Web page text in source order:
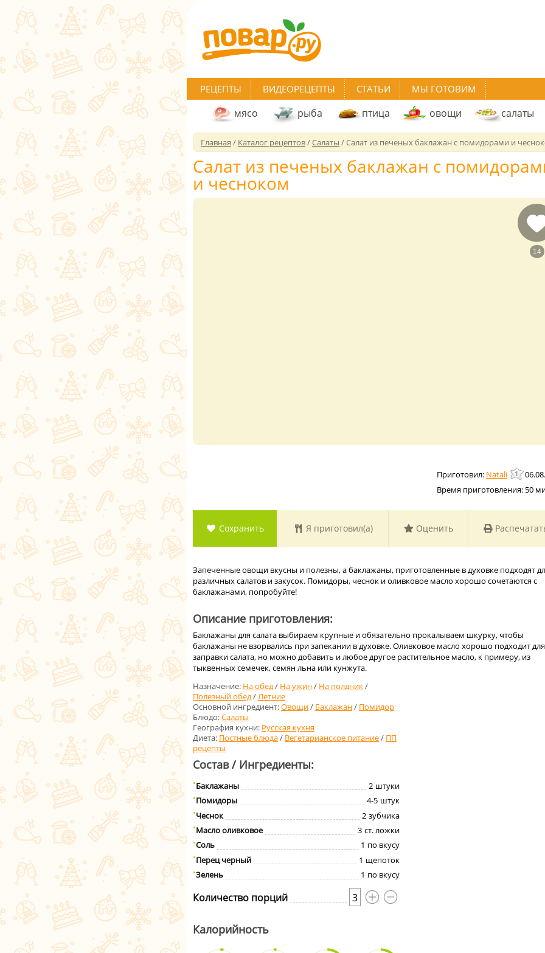
РЕЦЕПТЫ ВИДЕОРЕЦЕПТЫ СТАТЬИ МЫ ГОТОВИМ
мясо рыба птица овощи салаты
Главная / Каталог рецептов/Салаты /Салат из печеных баклажан с помидорами и
Салат из печеных баклажан с
и чесноком
14
Natali
Время приготовления: 50
Сохранить Я приготовил(а) Оценить
Запеченные овощи вкусны и полезны, а баклажаны, приготовленные в духовке подходят
различных салатов и закусок. Помидоры, чеснок и оливковое масло хорошо сочетаются с
баклажанами, попробуйте!
Описание приготовления:
Баклажаны для салата выбираем крупные и обязательно прокалываем шкурку, чтобы
баклажаны не взорвались при запекании в духовке. Оливковое масло хорошо подходит для
заправки салата, но можно добавить и любое другое растительное масло, к примеру, из
тыквенных семечек, семян льна или кунжута.
Назначение: На обед/ На ужин/ На полдник/
Полезный обед/Летние
Основной ингредиент:Овощи/ Баклажан/ Помидор
Блюдо:Салаты
География кухни: Русская кухня
Диета: Постные блюда/ Вегетарианское питание/ ПП
рецепты
Состав / Ингредиенты:
Баклажаны 2 штуки
Помидоры
4-5 штук
Чеснок
2 зубчика
Масло оливковое
3 ст. ложки
Соль
1 по вкусу
Перец черный
1 щепоток
Зелень
1 по вкусу
Количество порций 3
Калорийность